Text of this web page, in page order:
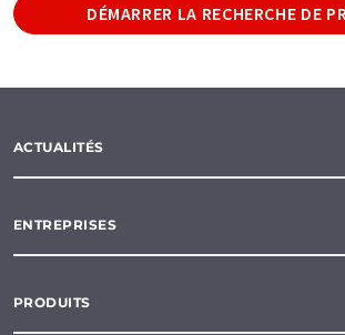
DÉMARRER LA RECHERCHE DE
ACTUALITÉS
ENTREPRISES
PRODUITS